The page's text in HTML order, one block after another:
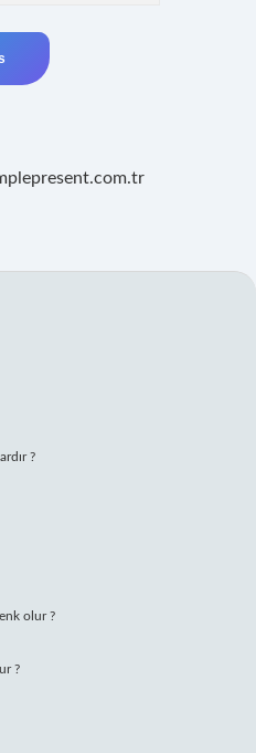
?
olur ?
?